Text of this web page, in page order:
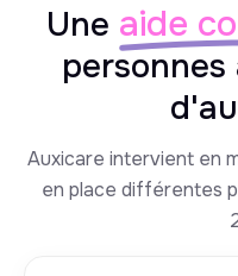
Une aide
Auxicare intervient en
en place différentes